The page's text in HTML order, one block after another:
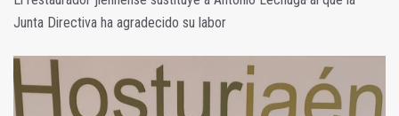
Junta Directiva ha agradecido su labor